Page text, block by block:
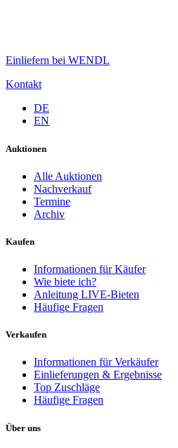
Einliefern bei WENDL
Kontakt
DE
EN
Auktionen
Alle Auktionen
Nachverkauf
Termine
Archiv
Kaufen
Informationen für Käufer
Wie biete ich?
Anleitung LIVE-Bieten
Häufige Fragen
Verkaufen
Informationen für Verkäufer
Einlieferungen & Ergebnisse
Top Zuschläge
Häufige Fragen
Über uns